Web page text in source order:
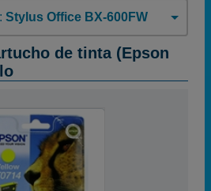
Stylus Office BX-600FW
de tinta (Epson